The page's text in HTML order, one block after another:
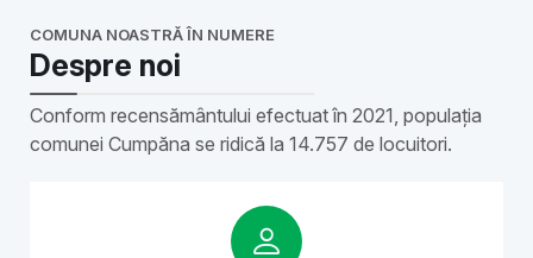
COMUNA NOASTRĂ ÎN NUMERE
Despre noi
Conform recensământului efectuat în 2021, populația
comunei Cumpăna se ridică la 14.757 de locuitori.